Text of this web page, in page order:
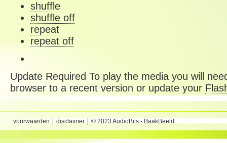
shuffle
shuffle off
repeat
repeat off
Update Required To play the media you will
browser to a recent version or update your
voorwaarden disclaimer © 2023 AudioBits - BaakBeeld